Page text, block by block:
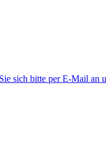
sich bitte per E-Mail an